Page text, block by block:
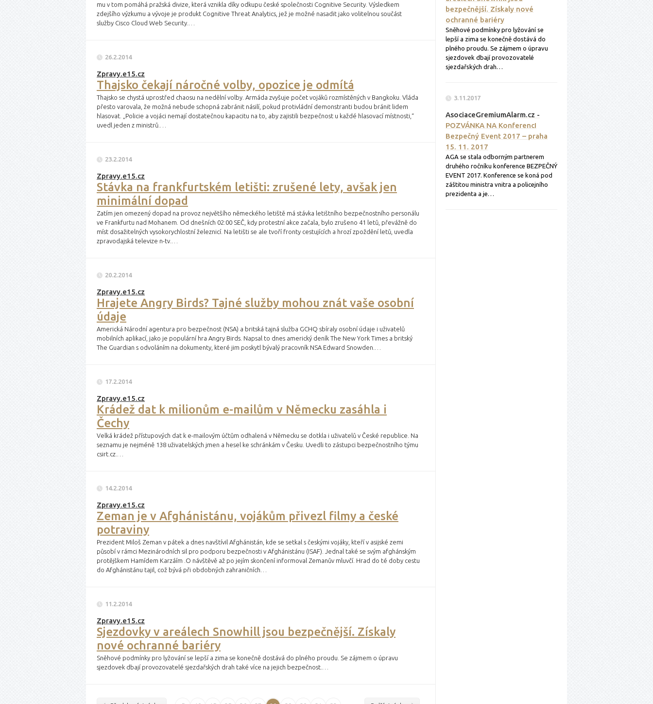
mu v tom pomáhá pražská divize, která vznikla díky odkupu české společnosti Cognitive Security. Výsledkem
zdejšího výzkumu a vývoje je produkt Cognitive Threat Analytics, jež je možné nasadit jako volitelnou součást
služby Cisco Cloud Web Security.…
26.2.2014
Zpravy.e15.cz
Thajsko čekají náročné volby, opozice je odmítá
Thajsko se chystá uprostřed chaosu na nedělní volby. Armáda zvyšuje počet vojáků rozmístěných v Bangkoku. Vláda
přesto varovala, že možná nebude schopná zabránit násilí, pokud protivládní demonstranti budou bránit lidem
hlasovat. „Policie a vojáci nemají dostatečnou kapacitu na to, aby zajistili bezpečnost u každé hlasovací místnosti,“
uvedl jeden z ministrů.…
23.2.2014
Zpravy.e15.cz
Stávka na frankfurtském letišti: zrušené lety, avšak jen
minimální dopad
Zatím jen omezený dopad na provoz největšího německého letiště má stávka letištního bezpečnostního personálu
ve Frankfurtu nad Mohanem. Od dnešních 02:00 SEČ, kdy protestní akce začala, bylo zrušeno 41 letů, převážně do
míst dosažitelných vysokorychlostní železnicí. Na letišti se ale tvoří fronty cestujících a hrozí zpoždění letů, uvedla
zpravodajská televize n-tv.…
20.2.2014
Zpravy.e15.cz
Hrajete Angry Birds? Tajné služby mohou znát vaše osobní
údaje
Americká Národní agentura pro bezpečnost (NSA) a britská tajná služba GCHQ sbíraly osobní údaje i uživatelů
mobilních aplikací, jako je populární hra Angry Birds. Napsal to dnes americký deník The New York Times a britský
The Guardian s odvoláním na dokumenty, které jim poskytl bývalý pracovník NSA Edward Snowden.…
17.2.2014
Zpravy.e15.cz
Krádež dat k milionům e-mailům v Německu zasáhla i
Čechy
Velká krádež přístupových dat k e-mailovým účtům odhalená v Německu se dotkla i uživatelů v České republice. Na
seznamu je nejméně 138 uživatelských jmen a hesel ke schránkám v Česku. Uvedli to zástupci bezpečnostního týmu
csirt.cz.…
14.2.2014
Zpravy.e15.cz
Zeman je v Afghánistánu, vojákům přivezl filmy a české
potraviny
Prezident Miloš Zeman v pátek a dnes navštívil Afghánistán, kde se setkal s českými vojáky, kteří v asijské zemi
působí v rámci Mezinárodních sil pro podporu bezpečnosti v Afghánistánu (ISAF). Jednal také se svým afghánským
protějškem Hamídem Karzáím .O návštěvě až po jejím skončení informoval Zemanův mluvčí. Hrad do té doby cestu
do Afghánistánu tajil, což bývá při obdobných zahraničních…
11.2.2014
Zpravy.e15.cz
Sjezdovky v areálech Snowhill jsou bezpečnější. Získaly
nové ochranné bariéry
Sněhové podmínky pro lyžování se lepší a zima se konečně dostává do plného proudu. Se zájmem o úpravu
sjezdovek dbají provozovatelé sjezdařských drah také více na jejich bezpečnost.…
bezpečnější. Získaly nové
ochranné bariéry
Sněhové podmínky pro lyžování se
lepší a zima se konečně dostává do
plného proudu. Se zájmem o úpravu
sjezdovek dbají provozovatelé
sjezdařských drah…
3.11.2017
AsociaceGremiumAlarm.cz -
POZVÁNKA NA KonferencI
Bezpečný Event 2017 – praha
15. 11. 2017
AGA se stala odborným partnerem
druhého ročníku konference BEZPEČNÝ
EVENT 2017. Konference se koná pod
záštitou ministra vnitra a policejního
prezidenta a je…